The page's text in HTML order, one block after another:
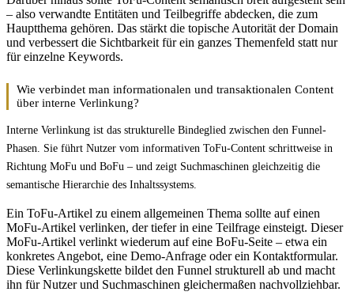
– also verwandte Entitäten und Teilbegriffe abdecken, die zum
Hauptthema gehören. Das stärkt die topische Autorität der Domain
und verbessert die Sichtbarkeit für ein ganzes Themenfeld statt nur
für einzelne Keywords.
Wie verbindet man informationalen und transaktionalen Content
über interne Verlinkung?
Interne Verlinkung ist das strukturelle Bindeglied zwischen den Funnel-
Phasen. Sie führt Nutzer vom informativen ToFu-Content schrittweise in
Richtung MoFu und BoFu – und zeigt Suchmaschinen gleichzeitig die
semantische Hierarchie des Inhaltssystems.
Ein ToFu-Artikel zu einem allgemeinen Thema sollte auf einen
MoFu-Artikel verlinken, der tiefer in eine Teilfrage einsteigt. Dieser
MoFu-Artikel verlinkt wiederum auf eine BoFu-Seite – etwa ein
konkretes Angebot, eine Demo-Anfrage oder ein Kontaktformular.
Diese Verlinkungskette bildet den Funnel strukturell ab und macht
ihn für Nutzer und Suchmaschinen gleichermaßen nachvollziehbar.